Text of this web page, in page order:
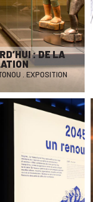
: DE LA
. EXPOSITION